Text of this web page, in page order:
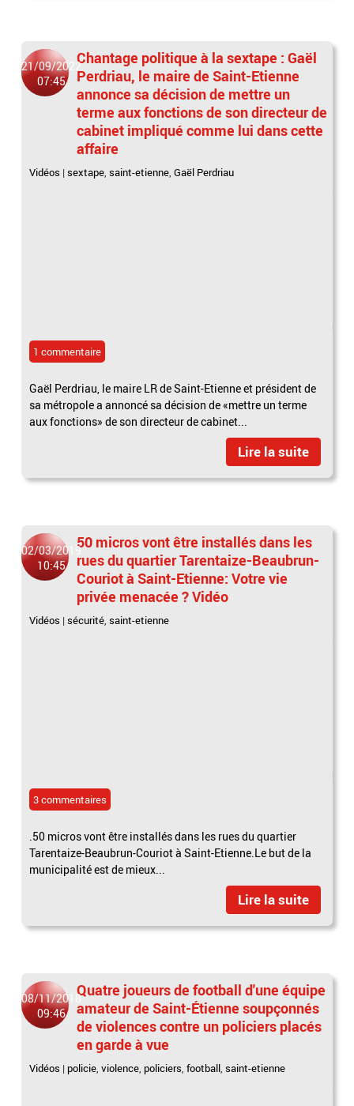
21/09/2022
07:45
Chantage politique à la sextape : Gaël
Perdriau, le maire de Saint-Etienne
annonce sa décision de mettre un
terme aux fonctions de son directeur de
cabinet impliqué comme lui dans cette
affaire
Vidéos |sextape,saint-etienne,Gaël Perdriau
1 commentaire
Gaël Perdriau, le maire LR de Saint-Etienne et président de
sa métropole a annoncé sa décision de «mettre un terme
aux fonctions» de son directeur de cabinet...
Lire la suite
02/03/2019
10:45
50 micros vont être installés dans les
rues du quartier Tarentaize-Beaubrun-
Couriot à Saint-Etienne: Votre vie
privée menacée ? Vidéo
Vidéos |sécurité,saint-etienne
3 commentaires
.50 micros vont être installés dans les rues du quartier
Tarentaize-Beaubrun-Couriot à Saint-Etienne.Le but de la
municipalité est de mieux...
Lire la suite
08/11/2018
09:46
Quatre joueurs de football d'une équipe
amateur de Saint-Étienne soupçonnés
de violences contre un policiers placés
en garde à vue
Vidéos | policie,violence, policiers,football,saint-etienne